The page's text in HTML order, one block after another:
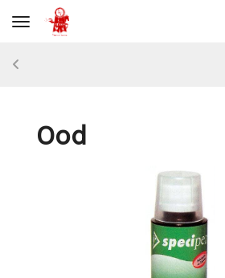
Toggle navigation
Ood